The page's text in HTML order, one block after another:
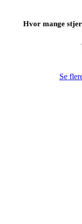
Hvor mange
Se